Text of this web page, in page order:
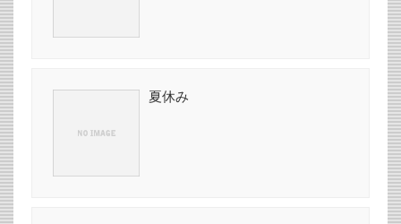
夏休み